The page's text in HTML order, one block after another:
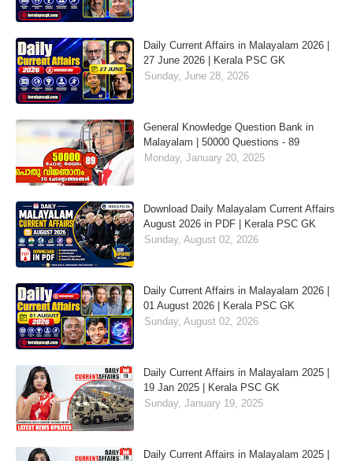
Daily Current Affairs in Malayalam 2026 |
27 June 2026 | Kerala PSC GK
Sunday, June 28, 2026
General Knowledge Question Bank in
Malayalam | 50000 Questions - 89
Monday, January 20, 2025
Download Daily Malayalam Current Affairs
August 2026 in PDF | Kerala PSC GK
Sunday, August 02, 2026
Daily Current Affairs in Malayalam 2026 |
01 August 2026 | Kerala PSC GK
Sunday, August 02, 2026
Daily Current Affairs in Malayalam 2025 |
19 Jan 2025 | Kerala PSC GK
Sunday, January 19, 2025
Daily Current Affairs in Malayalam 2025 |